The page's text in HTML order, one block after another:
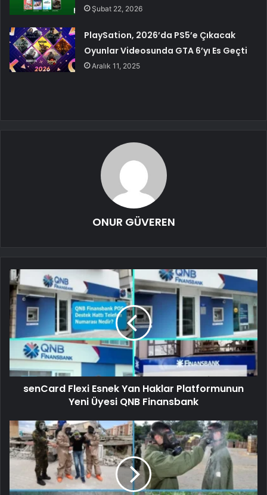
Şubat 22, 2026
PlaySation, 2026’da PS5’e Çıkacak
Oyunlar Videosunda GTA 6’yı Es Geçti
Aralık 11, 2025
ONUR GÜVEREN
senCard Flexi Esnek Yan Haklar Platformunun
Yeni Üyesi QNB Finansbank